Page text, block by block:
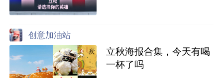
创意加油站
立秋海报合集，今天有喝
一杯了吗